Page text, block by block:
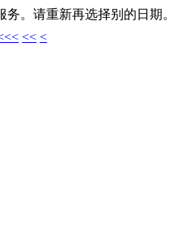
务。请重新再选择别的日期
<< <